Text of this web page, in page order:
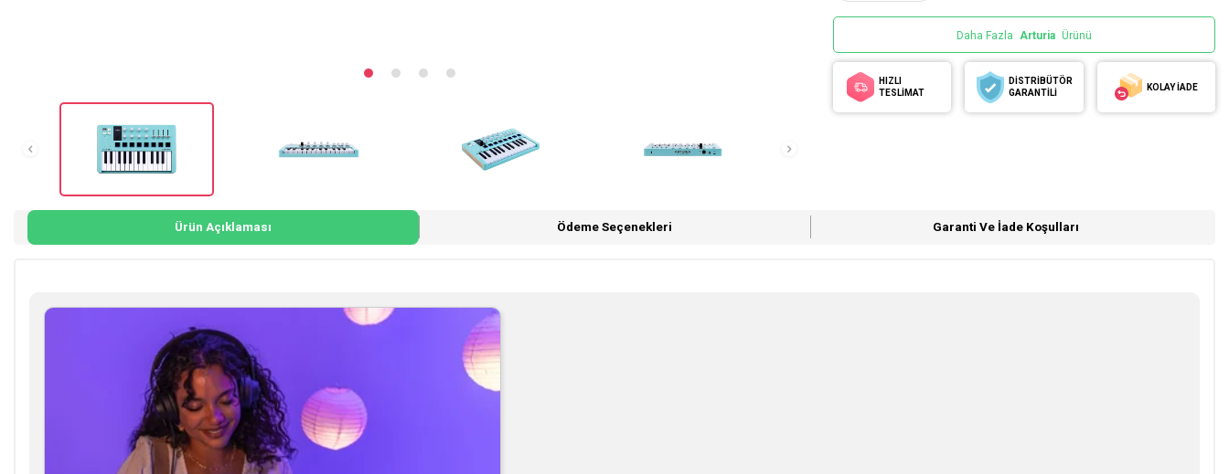
Daha Fazla Arturia Ürünü
HIZLI
TESLİMAT
DİSTRİBÜTÖR
GARANTİLİ
KOLAY İADE
Ürün Açıklaması Ödeme Seçenekleri Garanti Ve İade Koşulları